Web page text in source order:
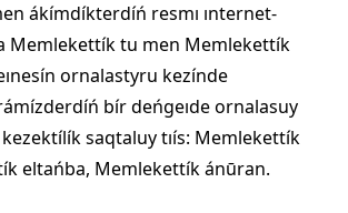
ákímdíkterdíń resmı ınternet-
Memlekettík tu men Memlekettík
ornalastyru kezínde
bír deńgeıde ornalasuy
kezektílík saqtaluy tıís: Memlekettík
eltańba, Memlekettík ánūran.